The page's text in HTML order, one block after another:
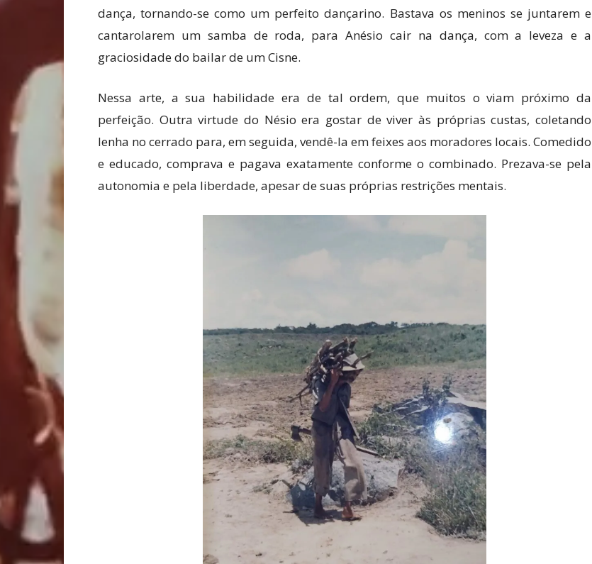
dança, tornando-se como um perfeito dançarino. Bastava os meninos se juntarem e
cantarolarem um samba de roda, para Anésio cair na dança, com a leveza e a
graciosidade do bailar de um Cisne.
Nessa arte, a sua habilidade era de tal ordem, que muitos o viam próximo da
perfeição. Outra virtude do Nésio era gostar de viver às próprias custas, coletando
lenha no cerrado para, em seguida, vendê-la em feixes aos moradores locais. Comedido
e educado, comprava e pagava exatamente conforme o combinado. Prezava-se pela
autonomia e pela liberdade, apesar de suas próprias restrições mentais.